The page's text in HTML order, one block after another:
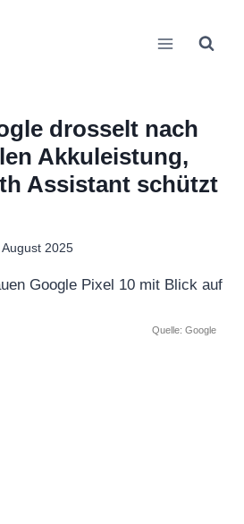
drosselt nach
Akkuleistung,
Assistant schützt
August 2025
Quelle: Google